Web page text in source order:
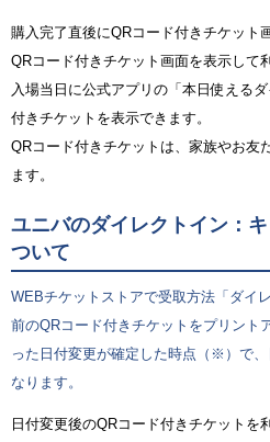
購入完了直後にQRコード付きチケット
QRコード付きチケット画面を表示して
入場当日に公式アプリの「本日使える
付きチケットを表示できます。
QRコード付きチケットは、家族やお友
ます。
ユニバのダイレクトイン：
ついて
WEBチケットストアで受取方法「ダイ
前のQRコード付きチケットをプリント
った日付変更が確定した時点（※）で
なります。
日付変更後のQRコード付きチケットを